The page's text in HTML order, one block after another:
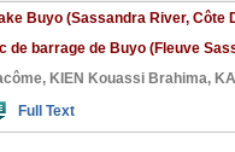
Buyo (Sassandra River, Côte
de barrage de Buyo (Fleuve
, KIEN Kouassi Brahima,
Full Text